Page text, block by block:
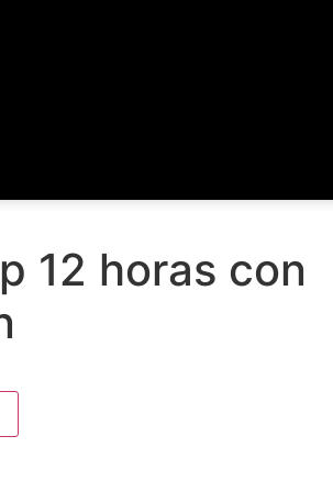
12 horas con